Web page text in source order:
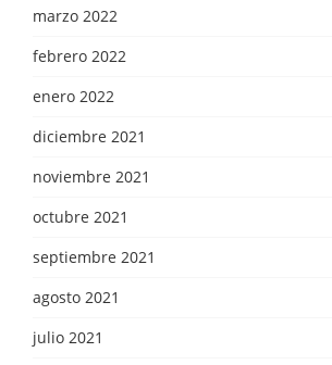
marzo 2022
febrero 2022
enero 2022
diciembre 2021
noviembre 2021
octubre 2021
septiembre 2021
agosto 2021
julio 2021